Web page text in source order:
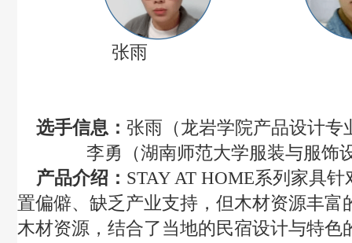
张雨 李
选手信息： 张雨（龙岩学院产品设计专
李勇（湖南师范大学服装与服饰
产品介绍： STAY AT HOME系列家具针
置偏僻、缺乏产业支持，但木材资源丰富
木材资源，结合了当地的民宿设计与特色